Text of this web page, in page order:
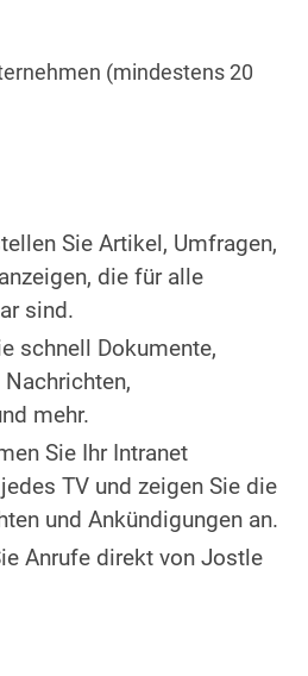
(mindestens 20
Sie Artikel, Umfragen,
die für alle
sind.
schnell Dokumente,
Nachrichten,
mehr.
Sie Ihr Intranet
TV und zeigen Sie die
und Ankündigungen an.
Anrufe direkt von Jostle